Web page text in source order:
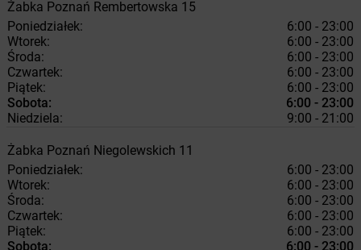
Żabka Poznań Rembertowska 15
Poniedziałek:
6:00 - 23:00
Wtorek:
6:00 - 23:00
Środa:
6:00 - 23:00
Czwartek:
6:00 - 23:00
Piątek:
6:00 - 23:00
Sobota:
6:00 - 23:00
Niedziela:
9:00 - 21:00
Żabka Poznań Niegolewskich 11
Poniedziałek:
6:00 - 23:00
Wtorek:
6:00 - 23:00
Środa:
6:00 - 23:00
Czwartek:
6:00 - 23:00
Piątek:
6:00 - 23:00
Sobota:
6:00 - 23:00